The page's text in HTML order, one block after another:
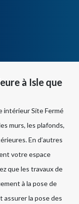
à Isle que
intérieur Site Fermé
murs, les plafonds,
En d’autres
votre espace
que les travaux de
à la pose de
assurer la pose des